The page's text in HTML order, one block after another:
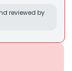
reviewed by